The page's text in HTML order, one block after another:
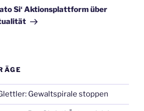
Si‘ Aktionsplattform über
Gewaltspirale stoppen